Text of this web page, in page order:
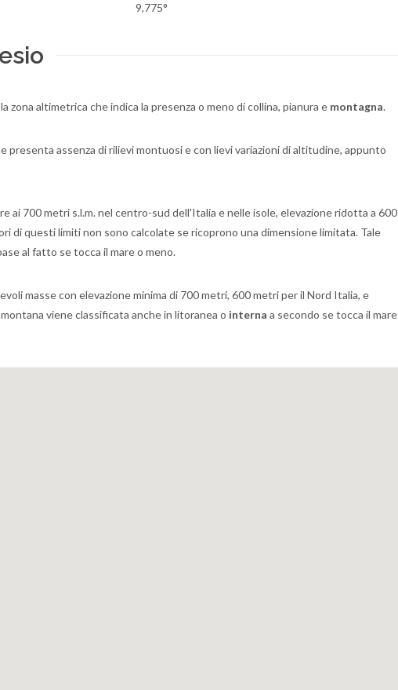
9,775°
zona altimetrica che indica la presenza o meno di collina, pianura e montagna.
presenta assenza di rilievi montuosi e con lievi variazioni di altitudine, appunto
ai 700 metri s.l.m. nel centro-sud dell'Italia e nelle isole, elevazione ridotta a 600
di questi limiti non sono calcolate se ricoprono una dimensione limitata. Tale
al fatto se tocca il mare o meno.
masse con elevazione minima di 700 metri, 600 metri per il Nord Italia, e
viene classificata anche in litoranea o interna a secondo se tocca il mare